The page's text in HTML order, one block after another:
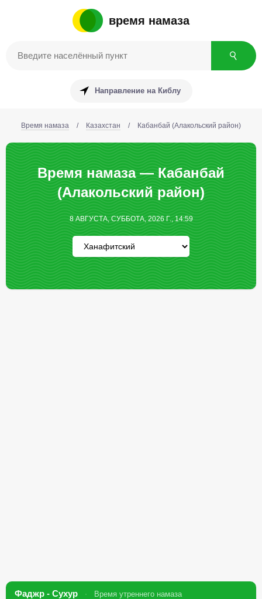
время намаза
Направление на Киблу
Время намаза / Казахстан / Кабанбай (Алакольский район)
Время намаза — Кабанбай
(Алакольский район)
8 АВГУСТА, СУББОТА, 2026 Г., 14:59
Фаджр - Сухур Время утреннего намаза